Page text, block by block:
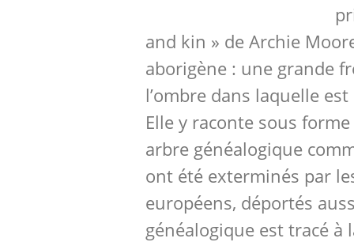
and kin » de Archie
aborigène : une grande
l’ombre dans laquelle
Elle y raconte sous
arbre généalogique
ont été exterminés par
européens, déportés
généalogique est tracé à